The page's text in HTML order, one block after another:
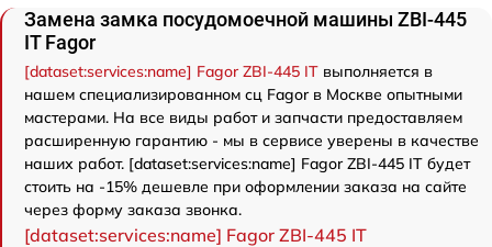
Замена замка посудомоечной машины ZBI-445
IT Fagor
[dataset:services:name] Fagor ZBI-445 IT выполняется в
нашем специализированном сц Fagor в Москве опытными
мастерами. На все виды работ и запчасти предоставляем
расширенную гарантию - мы в сервисе уверены в качестве
наших работ. [dataset:services:name] Fagor ZBI-445 IT будет
стоить на -15% дешевле при оформлении заказа на сайте
через форму заказа звонка.
[dataset:services:name] Fagor ZBI-445 IT